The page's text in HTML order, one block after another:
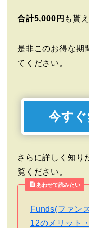
合計5,000円 も貰
是非このお得な期
てください。
今す
さらに詳しく知り
覧ください。
あわせて読みたい
Funds(ファン
12のメリット